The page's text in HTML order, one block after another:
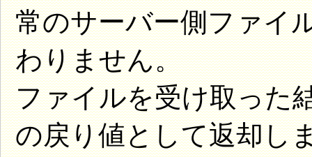
常のサーバー側ファイ
わりません。
ファイルを受け取った
の戻り値として返却し